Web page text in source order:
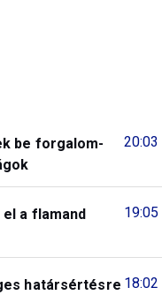
20:03
be forgalom-
19:05
a flamand
18:02
határsértésre